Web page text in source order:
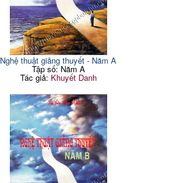
Nghệ thuật giảng thuyết - Năm A
Tập số: Năm A
Tác giả: Khuyết Danh